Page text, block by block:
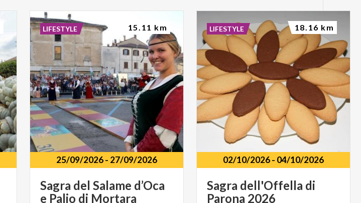
25/09/2026- 27/09/2026
Sagra del Salame d’Oca
e Palio di Mortara
LIFESTYLE 15.11 km
02/10/2026- 04/10/2026
Sagra dell'Offella di
Parona 2026
LIFESTYLE 18.16 km